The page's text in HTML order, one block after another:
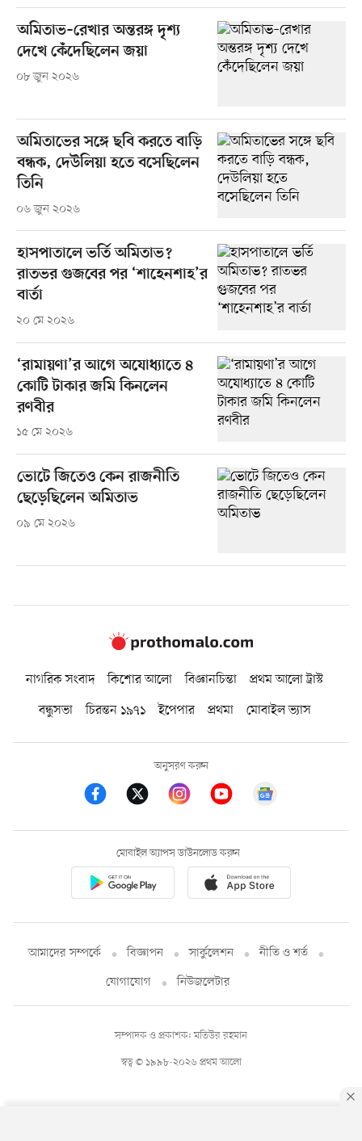
অমিতাভ–রেখার অন্তরঙ্গ দৃশ্য
দেখে কেঁদেছিলেন জয়া
০৮ জুন ২০২৬
অমিতাভের সঙ্গে ছবি করতে বাড়ি
বন্ধক, দেউলিয়া হতে বসেছিলেন
তিনি
০৬ জুন ২০২৬
হাসপাতালে ভর্তি অমিতাভ?
রাতভর গুজবের পর ‘শাহেনশাহ’র
বার্তা
২০ মে ২০২৬
‘রামায়ণা’র আগে অযোধ্যাতে ৪
কোটি টাকার জমি কিনলেন
রণবীর
১৫ মে ২০২৬
ভোটে জিতেও কেন রাজনীতি
ছেড়েছিলেন অমিতাভ
০৯ মে ২০২৬
নাগরিক সংবাদ কিশোর আলো বিজ্ঞানচিন্তা
প্রথম আলো ট্রাস্ট
বন্ধুসভা
চিরন্তন ১৯৭১ ইপেপার প্রথমা মোবাইল ভ্যাস
অনুসরণ করুন
মোবাইল অ্যাপস ডাউনলোড করুন
আমাদের সম্পর্কে বিজ্ঞাপন সার্কুলেশন
নীতি ও শর্ত
যোগাযোগ
নিউজলেটার
স্বত্ব © ১৯৯৮-২০২৬ প্রথম আলো
সম্পাদক ও প্রকাশক: মতিউর রহমান